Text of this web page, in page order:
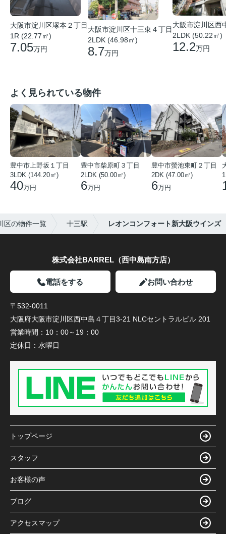
大阪市淀川区塚本２丁目
1R (22.77㎡)
7.05万円
大阪市淀川区十三東４丁目
2LDK (46.98㎡)
8.7万円
大阪市淀川区西
2LDK (50.22㎡)
12.2万円
よく見られている物件
豊中市上野坂１丁目
3LDK (144.20㎡)
40万円
豊中市柴原町３丁目
2LDK (50.00㎡)
6万円
豊中市螢池東町２丁目
2DK (47.00㎡)
6万円
区の物件一覧 十三駅 レオンコンフォート新大阪ウインズ
株式会社BARREL（西中島南方店）
電話をする お問い合わせ
〒532-0011
大阪府大阪市淀川区西中島４丁目3-21 NLCセントラルビル 201
営業時間： 10：00～19：00
定休日： 水曜日
トップページ
スタッフ
お客様の声
ブログ
アクセスマップ